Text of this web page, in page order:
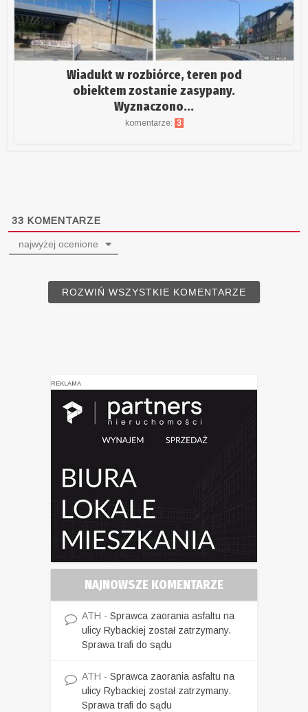
Wiadukt w rozbiórce, teren pod
obiektem zostanie zasypany.
Wyznaczono...
komentarze: 3
33 KOMENTARZE
najwyżej ocenione
ROZWIŃ WSZYSTKIE KOMENTARZE
REKLAMA
NAJNOWSZE KOMENTARZE
ATH - Sprawca zaorania asfaltu na
ulicy Rybackiej został zatrzymany.
Sprawa trafi do sądu
ATH - Sprawca zaorania asfaltu na
ulicy Rybackiej został zatrzymany.
Sprawa trafi do sądu